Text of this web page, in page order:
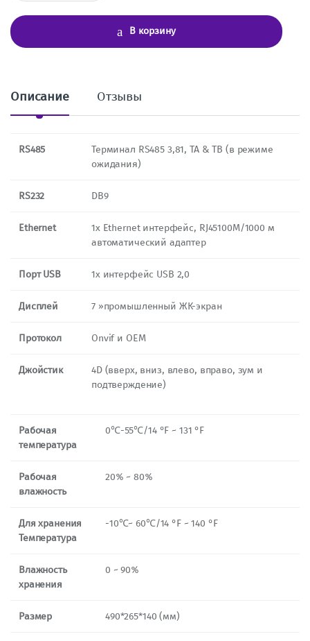
ч
е
В корзину
Описание Отзывы
RS485
Терминал RS485 3,81, TA & TB (в режиме
ожидания)
RS232 DB9
Ethernet
1x Ethernet интерфейс, RJ45100M/1000 м
автоматический адаптер
Порт USB 1x интерфейс USB 2,0
Дисплей 7 »промышленный ЖК-экран
Протокол Onvif и OEM
Джойстик
4D (вверх, вниз, влево, вправо, зум и
подтверждение)
Рабочая
температура
0℃-55℃/14 °F ~ 131 °F
Рабочая
влажность
20% ~ 80%
Для хранения
Температура
-10℃~ 60℃/14 °F ~ 140 °F
Влажность
хранения
0 ~ 90%
Размер 490*265*140 (мм)